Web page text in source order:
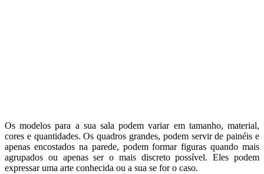
Os modelos para a sua sala podem variar em tamanho, material,
cores e quantidades. Os quadros grandes, podem servir de painéis e
apenas encostados na parede, podem formar figuras quando mais
agrupados ou apenas ser o mais discreto possível. Eles podem
expressar uma arte conhecida ou a sua se for o caso.